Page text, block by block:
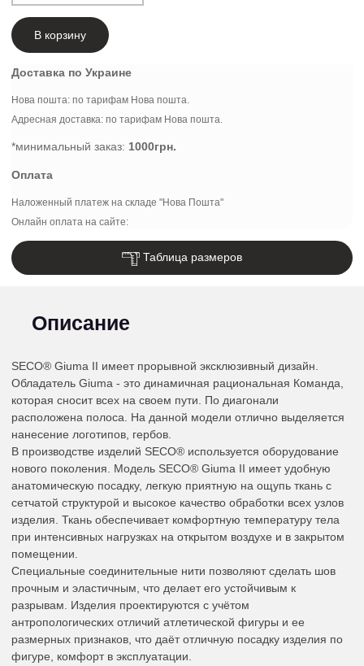
В корзину
Доставка по Украине
Нова пошта: по тарифам Нова пошта.
Адресная доставка: по тарифам Нова пошта.
*минимальный заказ: 1000грн.
Оплата
Наложенный платеж на складе "Нова Пошта"
Онлайн оплата на сайте:
Таблица размеров
Описание
SECO® Giuma II имеет прорывной эксклюзивный дизайн.
Обладатель Giuma - это динамичная рациональная Команда,
которая сносит всех на своем пути. По диагонали
расположена полоса. На данной модели отлично выделяется
нанесение логотипов, гербов.
В производстве изделий SECO® используется оборудование
нового поколения. Модель SECO® Giuma II имеет удобную
анатомическую посадку, легкую приятную на ощупь ткань с
сетчатой структурой и высокое качество обработки всех узлов
изделия. Ткань обеспечивает комфортную температуру тела
при интенсивных нагрузках на открытом воздухе и в закрытом
помещении.
Специальные соединительные нити позволяют сделать шов
прочным и эластичным, что делает его устойчивым к
разрывам. Изделия проектируются с учётом
антропологических отличий атлетической фигуры и ее
размерных признаков, что даёт отличную посадку изделия по
фигуре, комфорт в эксплуатации.